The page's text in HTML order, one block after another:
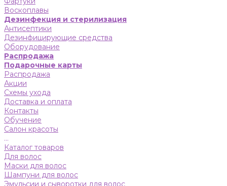
Воскоплавы
Дезинфекция и стерилизация
Антисептики
Дезинфицирующие средства
Оборудование
Распродажа
Подарочные карты
Распродажа
Акции
Схемы ухода
Доставка и оплата
Контакты
Обучение
Салон красоты
...
Каталог товаров
Для волос
Маски для волос
Шампуни для волос
Эмульсии и сыворотки для волос